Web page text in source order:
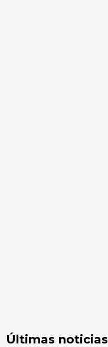
Últimas noticias